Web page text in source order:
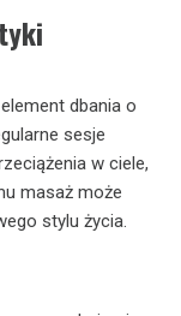
dbania o
sesje
w ciele,
masaż może
stylu życia.